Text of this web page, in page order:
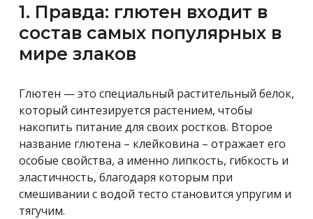
1. Правда: глютен входит в
состав самых популярных в
мире злаков
Глютен — это специальный растительный белок,
который синтезируется растением, чтобы
накопить питание для своих ростков. Второе
название глютена – клейковина – отражает его
особые свойства, а именно липкость, гибкость и
эластичность, благодаря которым при
смешивании с водой тесто становится упругим и
тягучим.